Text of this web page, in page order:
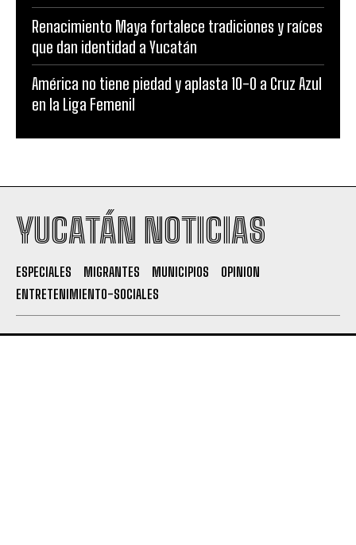
Renacimiento Maya fortalece tradiciones y raíces
que dan identidad a Yucatán
América no tiene piedad y aplasta 10-0 a Cruz Azul
en la Liga Femenil
YUCATÁN NOTICIAS
ESPECIALES MIGRANTES MUNICIPIOS
OPINION
ENTRETENIMIENTO-SOCIALES